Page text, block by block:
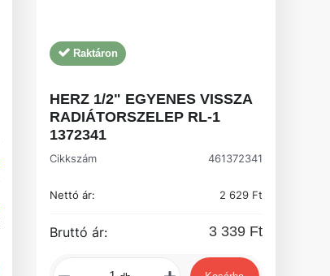
Raktáron
HERZ 1/2" EGYENES VISSZA
RADIÁTORSZELEP RL-1
1372341
Cikkszám 461372341
Nettó ár: 2 629 Ft
Bruttó ár: 3 339 Ft